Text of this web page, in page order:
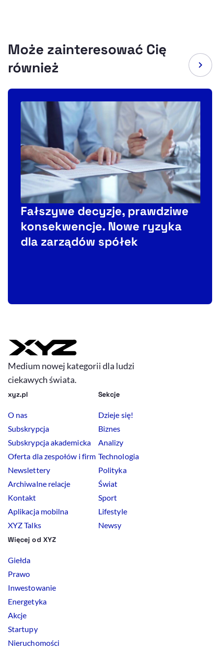
Może zainteresować Cię
również
Fałszywe decyzje, prawdziwe
konsekwencje. Nowe ryzyka
dla zarządów spółek
Medium nowej kategorii dla ludzi
ciekawych świata.
xyz.pl
O nas
Subskrypcja
Subskrypcja akademicka
Oferta dla zespołów i firm
Newslettery
Archiwalne relacje
Kontakt
Aplikacja mobilna
XYZ Talks
Sekcje
Dzieje się!
Biznes
Analizy
Technologia
Polityka
Świat
Sport
Lifestyle
Newsy
Więcej od XYZ
Giełda
Prawo
Inwestowanie
Energetyka
Akcje
Startupy
Nieruchomości